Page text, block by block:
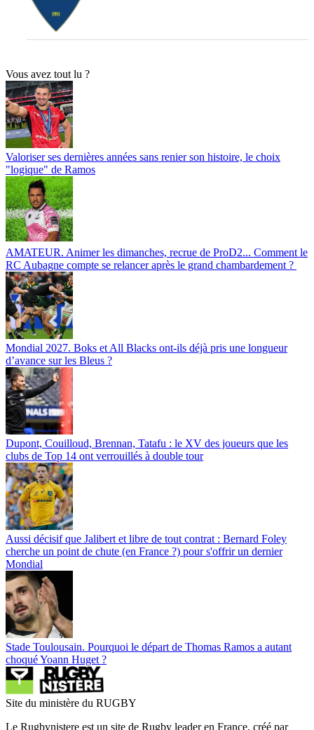
Vous avez tout lu ?
Valoriser ses dernières années sans renier son histoire, le choix
"logique" de Ramos
AMATEUR. Animer les dimanches, recrue de ProD2... Comment le
RC Aubagne compte se relancer après le grand chambardement ?
Mondial 2027. Boks et All Blacks ont-ils déjà pris une longueur
d’avance sur les Bleus ?
Dupont, Couilloud, Brennan, Tatafu : le XV des joueurs que les
clubs de Top 14 ont verrouillés à double tour
Aussi décisif que Jalibert et libre de tout contrat : Bernard Foley
cherche un point de chute (en France ?) pour s'offrir un dernier
Mondial
Stade Toulousain. Pourquoi le départ de Thomas Ramos a autant
choqué Yoann Huget ?
Site du ministère du RUGBY
Le Rugbynistere est un site de Rugby leader en France, créé par